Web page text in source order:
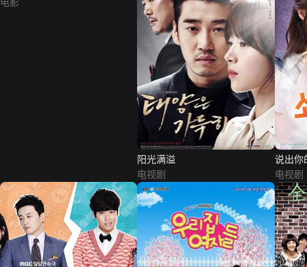
电影
阳光满溢
电视剧
说出你
电视剧